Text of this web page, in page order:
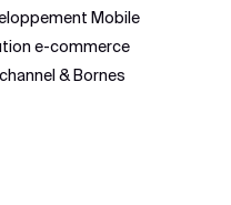
Mobile
e-commerce
& Bornes